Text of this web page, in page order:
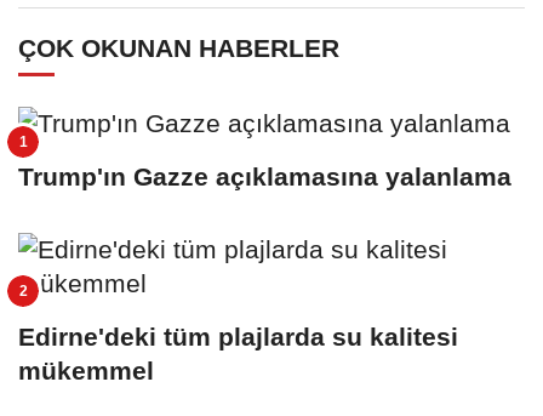
ÇOK OKUNAN HABERLER
Trump'ın Gazze açıklamasına yalanlama
Edirne'deki tüm plajlarda su kalitesi
mükemmel